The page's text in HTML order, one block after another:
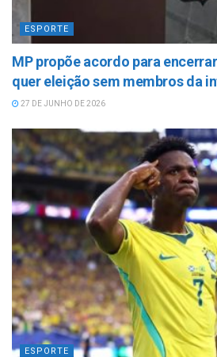
ESPORTE
MP propõe acordo para
quer eleição sem membros da
27 DE JUNHO DE 2026
ESPORTE